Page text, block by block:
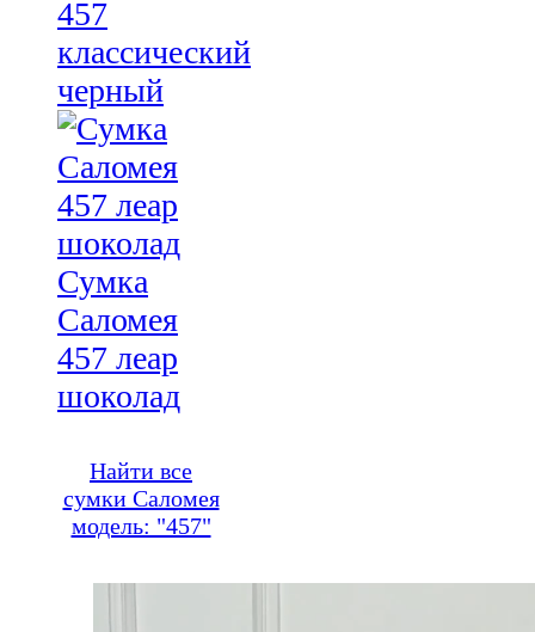
457
классический
черный
Сумка
Саломея
457 леар
шоколад
Найти все
сумки Саломея
модель: "457"